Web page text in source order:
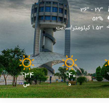
36º - 27º
52%
1.53 کیلومتر/ساعت
40
℃
د
34
℃
س